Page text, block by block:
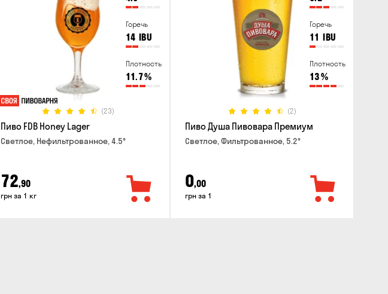
Горечь
14 IBU
Плотность
11.7%
(23)
Пиво FDB Honey Lager
Светлое, Нефильтрованное, 4.5°
72,90
грн за 1 кг
Горечь
11 IBU
Плотность
13%
(2)
Пиво Душа Пивовара Премиум
Светлое, Фильтрованное, 5.2°
0,00
грн за 1